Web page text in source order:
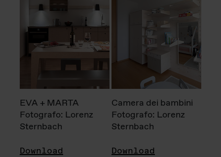
EVA + MARTA
Fotografo: Lorenz
Sternbach
Download
Camera dei bambini
Fotografo: Lorenz
Sternbach
Download